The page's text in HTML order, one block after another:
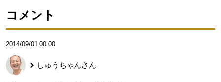
コメント
2014/09/01 00:00
しゅうちゃんさん